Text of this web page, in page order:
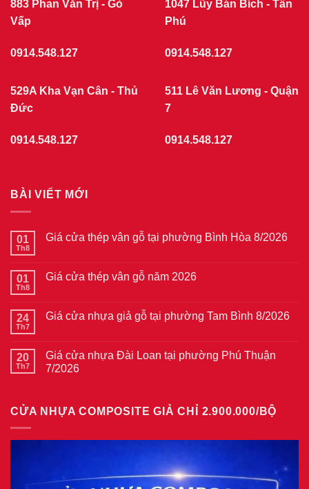
883 Phan Văn Trị - Gò
Vấp
0914.548.127
1047 Lũy Bán Bích - Tân
Phú
0914.548.127
529A Kha Vạn Cân - Thủ
Đức
0914.548.127
511 Lê Văn Lương - Quận
7
0914.548.127
BÀI VIẾT MỚI
01
Th8
Giá cửa thép vân gỗ tại phường Bình Hòa 8/2026
luận
thép
vân
phường
Bình
Hòa
01
Th8
Giá cửa thép vân gỗ năm 2026
luận
thép
vân
gỗ
24
Th7
Giá cửa nhựa giả gỗ tại phường Tam Bình 8/2026
luận
ở
Giá
gỗ
20
Th7
Giá cửa nhựa Đài Loan tại phường Phú Thuận
7/2026
luận
ở
phường
CỬA NHỰA COMPOSITE GIẢ CHỈ 2.900.000/BỘ